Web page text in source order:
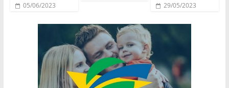
05/06/2023 29/05/2023